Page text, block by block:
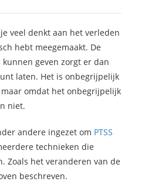
veel denkt aan het verleden
hebt meegemaakt. De
geven zorgt er dan
laten. Het is onbegrijpelijk
omdat het onbegrijpelijk
niet.
andere ingezet om PTSS
technieken die
Zoals het veranderen van de
beschreven.